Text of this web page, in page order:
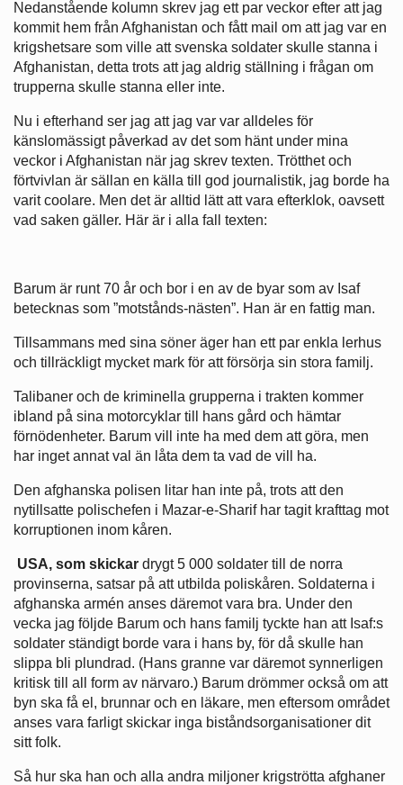
Nedanstående kolumn skrev jag ett par veckor efter att jag
kommit hem från Afghanistan och fått mail om att jag var en
krigshetsare som ville att svenska soldater skulle stanna i
Afghanistan, detta trots att jag aldrig ställning i frågan om
trupperna skulle stanna eller inte.
Nu i efterhand ser jag att jag var var alldeles för
känslomässigt påverkad av det som hänt under mina
veckor i Afghanistan när jag skrev texten. Trötthet och
förtvivlan är sällan en källa till god journalistik, jag borde ha
varit coolare. Men det är alltid lätt att vara efterklok, oavsett
vad saken gäller. Här är i alla fall texten:
Barum är runt 70 år och bor i en av de byar som av Isaf
betecknas som ”motstånds-nästen”. Han är en fattig man.
Tillsammans med sina söner äger han ett par enkla lerhus
och tillräckligt mycket mark för att försörja sin stora familj.
Talibaner och de kriminella grupperna i trakten kommer
ibland på sina motorcyklar till hans gård och hämtar
förnödenheter. Barum vill inte ha med dem att göra, men
har inget annat val än låta dem ta vad de vill ha.
Den afghanska polisen litar han inte på, trots att den
nytillsatte polischefen i Mazar-e-Sharif har tagit krafttag mot
korruptionen inom kåren.
USA, som skickar drygt 5 000 soldater till de norra
provinserna, satsar på att utbilda poliskåren. Soldaterna i
afghanska armén anses däremot vara bra. Under den
vecka jag följde Barum och hans familj tyckte han att Isaf:s
soldater ständigt borde vara i hans by, för då skulle han
slippa bli plundrad. (Hans granne var däremot synnerligen
kritisk till all form av närvaro.) Barum drömmer också om att
byn ska få el, brunnar och en läkare, men eftersom området
anses vara farligt skickar inga biståndsorganisationer dit
sitt folk.
Så hur ska han och alla andra miljoner krigströtta afghaner